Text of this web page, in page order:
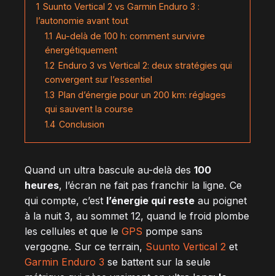
1 Suunto Vertical 2 vs Garmin Enduro 3 :
l’autonomie avant tout
1.1 Au-delà de 100 h: comment survivre
énergétiquement
1.2 Enduro 3 vs Vertical 2: deux stratégies qui
convergent sur l’essentiel
1.3 Plan d’énergie pour un 200 km: réglages
qui sauvent la course
1.4 Conclusion
Quand un ultra bascule au-delà des 100
heures, l’écran ne fait pas franchir la ligne. Ce
qui compte, c’est l’énergie qui reste au poignet
à la nuit 3, au sommet 12, quand le froid plombe
les cellules et que le GPS pompe sans
vergogne. Sur ce terrain, Suunto Vertical 2 et
Garmin Enduro 3 se battent sur la seule